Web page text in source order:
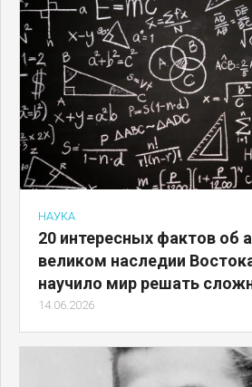
НАУКА
20 интересных фактов об
великом наследии
научило мир решать
14.06.2026